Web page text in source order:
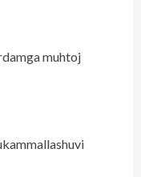
muhtoj